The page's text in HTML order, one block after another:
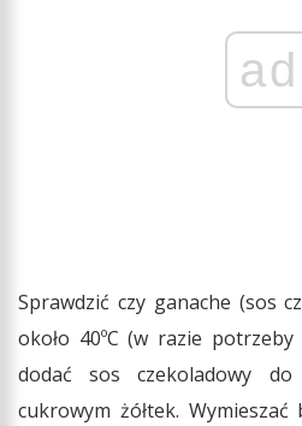
ad
Sprawdzić czy ganache (sos
około 40ºC (w razie
dodać sos czekoladowy do
cukrowym żółtek.